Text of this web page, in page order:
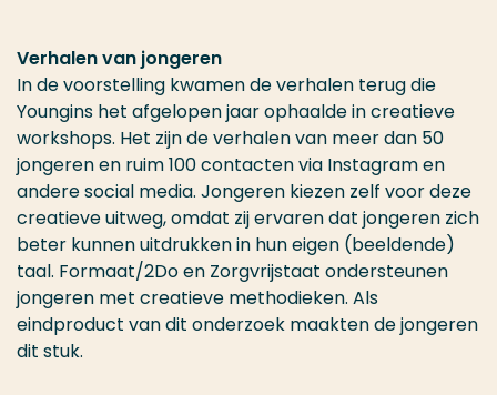
Verhalen van jongeren
In de voorstelling kwamen de verhalen terug die
Youngins het afgelopen jaar ophaalde in creatieve
workshops. Het zijn de verhalen van meer dan 50
jongeren en ruim 100 contacten via Instagram en
andere social media. Jongeren kiezen zelf voor deze
creatieve uitweg, omdat zij ervaren dat jongeren zich
beter kunnen uitdrukken in hun eigen (beeldende)
taal. Formaat/2Do en Zorgvrijstaat ondersteunen
jongeren met creatieve methodieken. Als
eindproduct van dit onderzoek maakten de jongeren
dit stuk.